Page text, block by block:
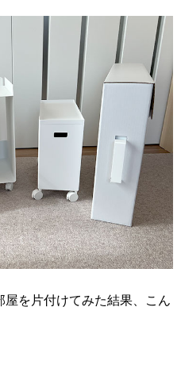
を片付けてみた結果、こん